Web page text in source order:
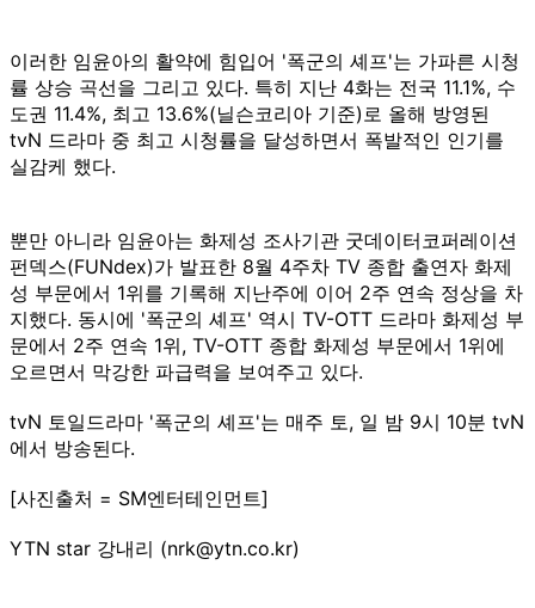
이러한 임윤아의 활약에 힘입어 '폭군의 셰프'는 가파른 시청
률 상승 곡선을 그리고 있다. 특히 지난 4화는 전국 11.1%, 수
도권 11.4%, 최고 13.6%(닐슨코리아 기준)로 올해 방영된
tvN 드라마 중 최고 시청률을 달성하면서 폭발적인 인기를
실감케 했다.
뿐만 아니라 임윤아는 화제성 조사기관 굿데이터코퍼레이션
펀덱스(FUNdex)가 발표한 8월 4주차 TV 종합 출연자 화제
성 부문에서 1위를 기록해 지난주에 이어 2주 연속 정상을 차
지했다. 동시에 '폭군의 셰프' 역시 TV-OTT 드라마 화제성 부
문에서 2주 연속 1위, TV-OTT 종합 화제성 부문에서 1위에
오르면서 막강한 파급력을 보여주고 있다.
tvN 토일드라마 '폭군의 셰프'는 매주 토, 일 밤 9시 10분 tvN
에서 방송된다.
[사진출처 = SM엔터테인먼트]
YTN star 강내리 (nrk@ytn.co.kr)